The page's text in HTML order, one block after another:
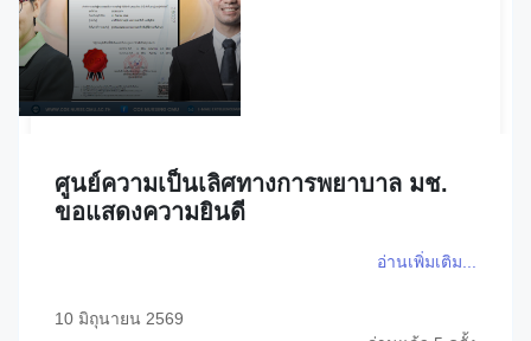
ศูนย์ความเป็นเลิศทางการพยาบาล มช.
ขอแสดงความยินดี
อ่านเพิ่มเติม...
10 มิถุนายน 2569